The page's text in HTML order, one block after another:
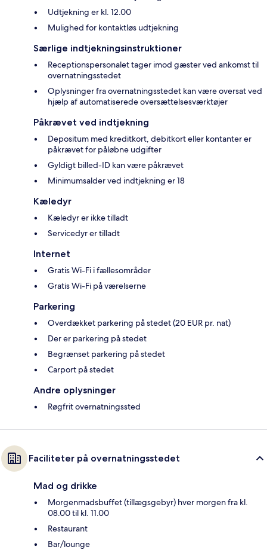
Udtjekning er kl. 12.00
Mulighed for kontaktløs udtjekning
Særlige indtjekningsinstruktioner
Receptionspersonalet tager imod gæster ved ankomst til
overnatningsstedet
Oplysninger fra overnatningsstedet kan være oversat ved
hjælp af automatiserede oversættelsesværktøjer
Påkrævet ved indtjekning
Depositum med kreditkort, debitkort eller kontanter er
påkrævet for påløbne udgifter
Gyldigt billed-ID kan være påkrævet
Minimumsalder ved indtjekning er 18
Kæledyr
Kæledyr er ikke tilladt
Servicedyr er tilladt
Internet
Gratis Wi-Fi i fællesområder
Gratis Wi-Fi på værelserne
Parkering
Overdækket parkering på stedet (20 EUR pr. nat)
Der er parkering på stedet
Begrænset parkering på stedet
Carport på stedet
Andre oplysninger
Røgfrit overnatningssted
Faciliteter på overnatningsstedet
Mad og drikke
Morgenmadsbuffet (tillægsgebyr) hver morgen fra kl.
08.00 til kl. 11.00
Restaurant
Bar/lounge